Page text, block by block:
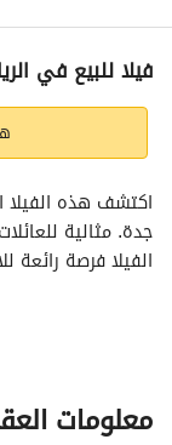
التفاصيل
فيلا للبيع في
الفيلا فرصة رائعة
- عدد الحمامات: 0
- الغرف: تصميم
معلومات